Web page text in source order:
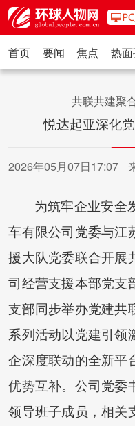
首页 要闻 焦点 热
共联共建聚
悦达起亚深化
2026年05月07日17:07
为筑牢企业安全
车有限公司党委与江
援大队党委联合开展
司经营支援本部党支
支部同步举办党建共
系列活动以党建引领
企深度联动的全新平
优势互补。公司党委
领导班子成员，相关